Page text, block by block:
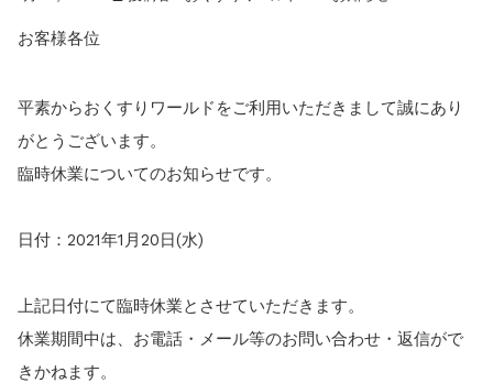
お知らせ
2025.8.24
問い合わせ停止期間のご案内...
お知らせ
2026.3.4
【中東情勢の影響】貨物配送遅れの可能性...
お知らせ
2026.1.6
年末年始の営業について【2025-202...
問い合わせ停止期間のご案内...
お客様各位
平素からおくすりワールドをご利用いただきまして誠にあり
がとうございます。
臨時休業についてのお知らせです。
日付：2021年1月20日(水)
上記日付にて臨時休業とさせていただきます。
休業期間中は、お電話・メール等のお問い合わせ・返信がで
きかねます。